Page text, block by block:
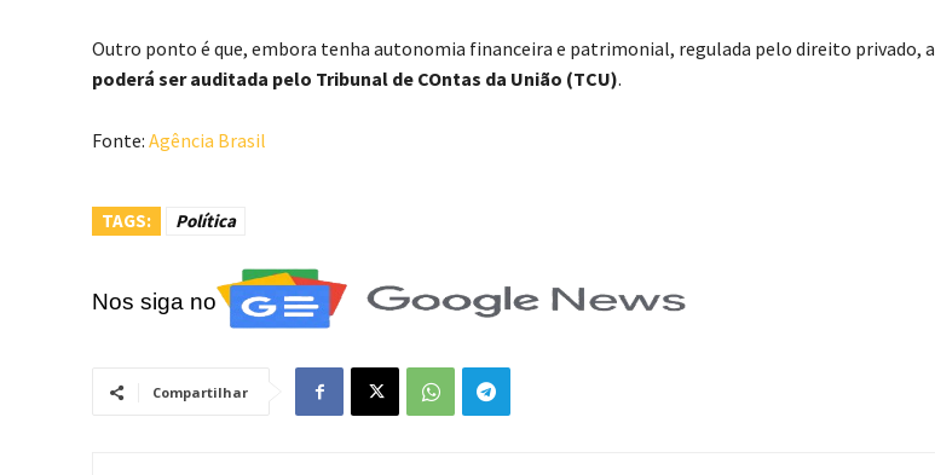
Outro ponto é que, embora tenha autonomia financeira e patrimonial, regulada pelo direito privado, a
poderá ser auditada pelo Tribunal de COntas da União (TCU).
Fonte: Agência Brasil
TAGS: Política
Nos siga no
Compartilhar